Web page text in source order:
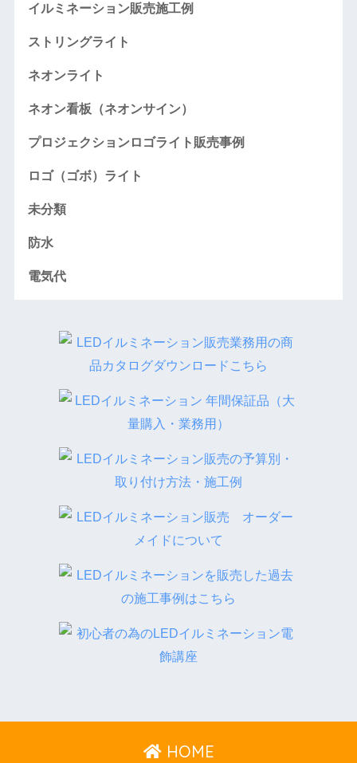
イルミネーション販売施工例
ストリングライト
ネオンライト
ネオン看板（ネオンサイン）
プロジェクションロゴライト販売事例
ロゴ（ゴボ）ライト
未分類
防水
電気代
HOME